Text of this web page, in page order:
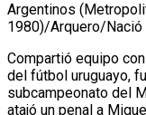
Argentinos
1980)/Arquero/Nació
Compartió equipo
del fútbol uruguayo,
subcampeonato del
atajó un penal a